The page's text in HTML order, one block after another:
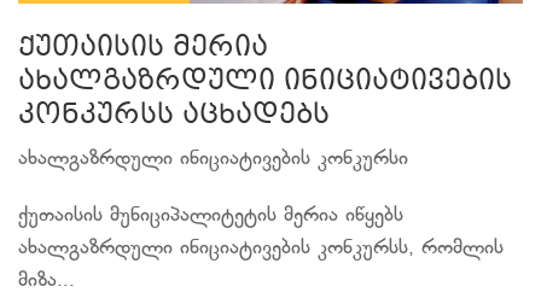
ქუთაისის მერია
ახალგაზრდული ინიციატივების
კონკურსს აცხადებს
ახალგაზრდული ინიციატივების კონკურსი
ქუთაისის მუნიციპალიტეტის მერია იწყებს
ახალგაზრდული ინიციატივების კონკურსს, რომლის
მიზა...